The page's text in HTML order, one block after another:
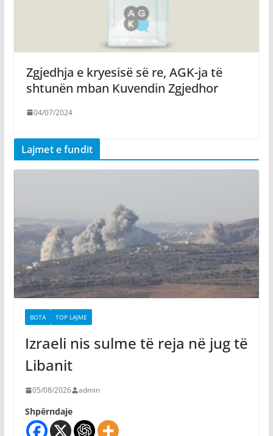
Zgjedhja e kryesisë së re, AGK-ja të
shtunën mban Kuvendin Zgjedhor
04/07/2024
Lajmet e fundit
BOTA TOP LAJME
Izraeli nis sulme të reja në jug të
Libanit
05/08/2026 admin
Shpërndaje